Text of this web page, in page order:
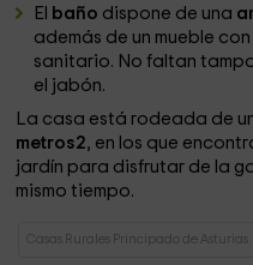
El baño dispone de una
además de un mueble
sanitario. No faltan
el jabón.
La casa está rodeada de
metros2, en los que
jardín para disfrutar de la
mismo tiempo.
Casas Rurales Principado de Asturias